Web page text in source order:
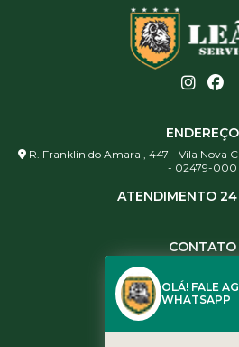
ENDEREÇO
R. Franklin do Amaral, 447 - Vila Nova
- 02479-000
ATENDIMENTO 24
CONTATO
(11) 3461-
OLÁ! FALE
WHATSAPP